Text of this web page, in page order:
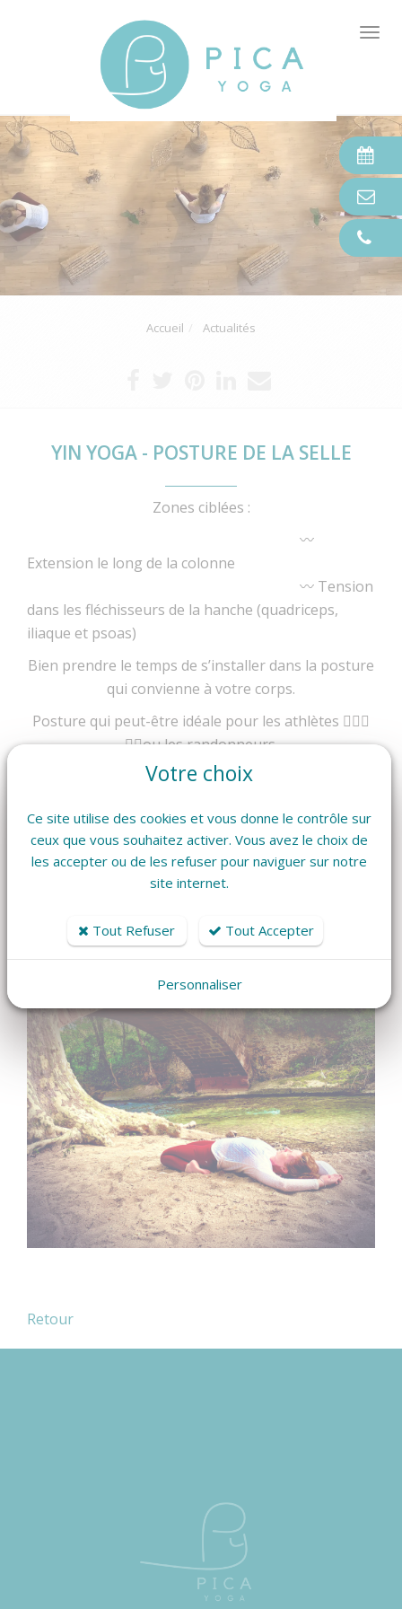
Accueil Actualités
YIN YOGA - POSTURE DE LA SELLE
Zones ciblées :
〰️
Extension le long de la colonne
〰️ Tension
dans les fléchisseurs de la hanche (quadriceps,
iliaque et psoas)
Bien prendre le temps de s’installer dans la posture
qui convienne à votre corps.
Posture qui peut-être idéale pour les athlètes 🏃🏻‍♂️
🏃‍♀️ou les randonneurs.
#yinyogasixfours #yinyogatoulon
#unioncorpsesprit #postureathlete
#savoirsecouter #prendresoindesoi
Retour
Votre choix
Ce site utilise des cookies et vous donne le contrôle sur
ceux que vous souhaitez activer. Vous avez le choix de
les accepter ou de les refuser pour naviguer sur notre
site internet.
Tout Refuser Tout Accepter
Personnaliser